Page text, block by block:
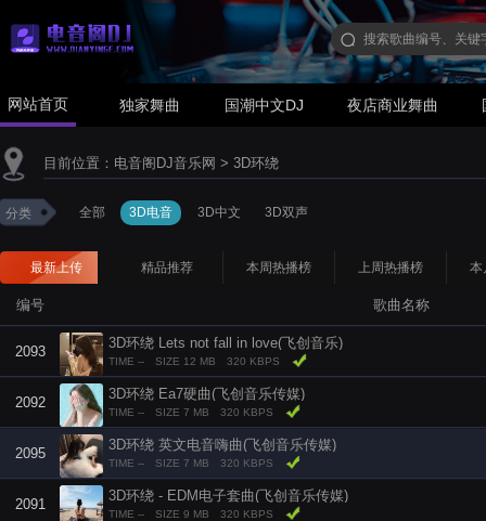
网站首页 独家舞曲 国潮中文DJ 夜店商业舞曲
目前位置： 电音阁DJ音乐网 > 3D环绕
分类 全部 3D电音 3D中文 3D双声
最新上传 精品推荐 本周热播榜 上周热播榜 本
编号 歌曲名称
2093
3D环绕 Lets not fall in love(飞创音乐)
TIME -- SIZE 12 MB 320 KBPS
2092
3D环绕 Ea7硬曲(飞创音乐传媒)
TIME -- SIZE 7 MB 320 KBPS
2095
3D环绕 英文电音嗨曲(飞创音乐传媒)
TIME -- SIZE 7 MB 320 KBPS
2091
3D环绕 - EDM电子套曲(飞创音乐传媒)
TIME -- SIZE 9 MB 320 KBPS